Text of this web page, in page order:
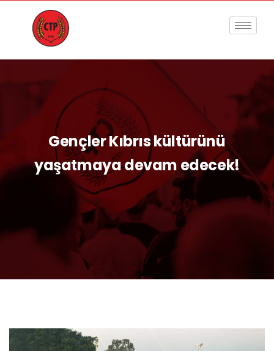
Gençler Kıbrıs kültürünü
yaşatmaya devam edecek!